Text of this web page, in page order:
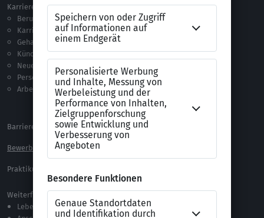
Karriere
Berufseinstieg
Karriere machen
Gehalt
Kündigung
Neue Arbeitswelt
Personalführung
Arbeitsrecht
Vorlagen & Tests
Anschreiben-Vorlagen
Lebenslauf-Vorlagen
Checklisten
Testverfahren
Alle Word-Dateien
Alle Downloads
Barrierefreiheitserklärung
XING Impressum
Bewerbungs-FAQ
Praktikum Online Marketing
Weiterführende Links
Lebenslauf-Editor